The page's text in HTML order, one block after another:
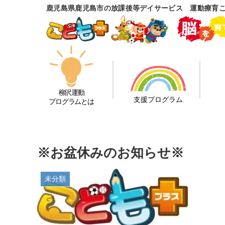
鹿児島県鹿児島市の放課後等デイサービス 運動療育
柳沢運動
プログラムとは
支援プログラム
※お盆休みのお知らせ※
未分類